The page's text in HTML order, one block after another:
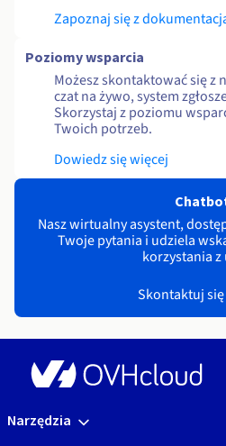
Zapoznaj się z
Poziomy wsparcia
Możesz skontaktować się z
czat na żywo, system
Skorzystaj z poziomu
Twoich potrzeb.
Dowiedz się więcej
Nasz wirtualny asystent,
Twoje pytania i udziela
korzystania z
Skontaktuj
Narzędzia